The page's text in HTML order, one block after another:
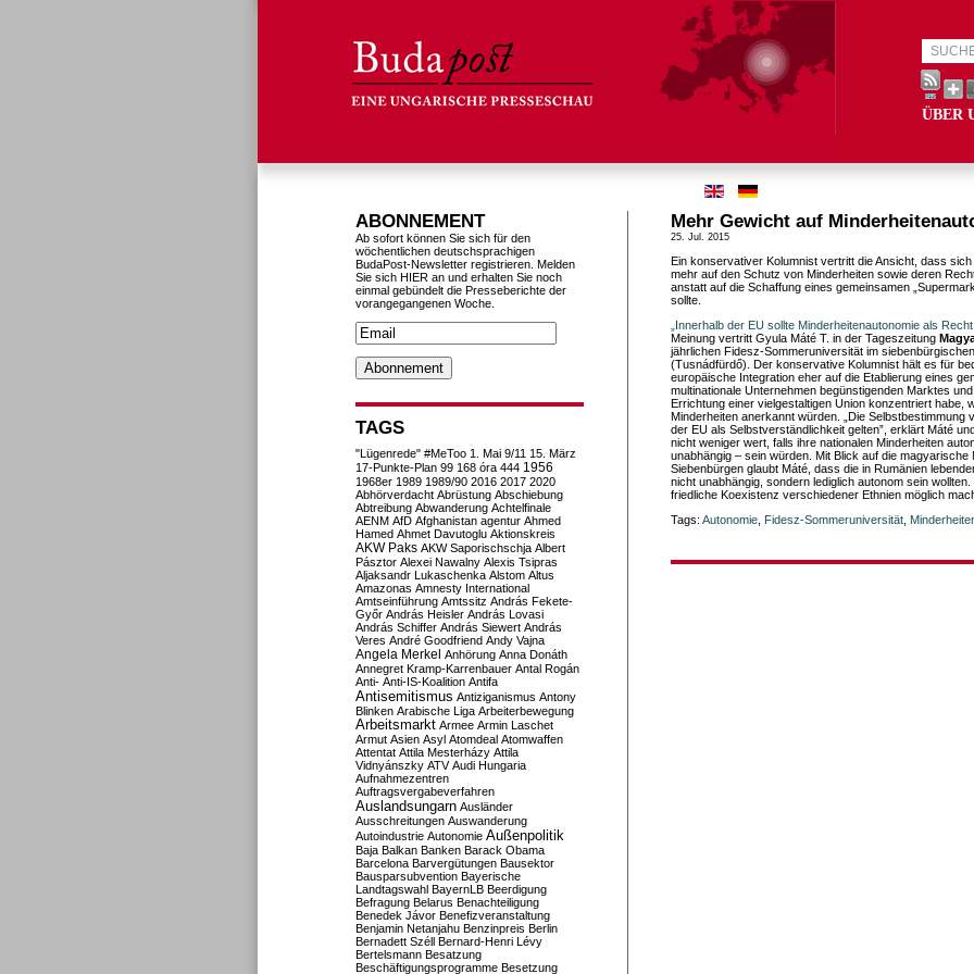
ÜBER
Mehr Gewicht auf
25. Jul. 2015
Ein konservativer Kolumnist vertritt die Ansicht, dass
mehr auf den Schutz von Minderheiten sowie deren
anstatt auf die Schaffung eines gemeinsamen
sollte.
„Innerhalb der EU sollte Minderheitenautonomie als
Meinung vertritt Gyula Máté T. in der Tageszeitung
jährlichen Fidesz-Sommeruniversität im
(Tusnádfürdő). Der konservative Kolumnist hält es für
europäische Integration eher auf die Etablierung eines
multinationale Unternehmen begünstigenden Marktes
Errichtung einer vielgestaltigen Union konzentriert habe,
Minderheiten anerkannt würden. „Die Selbstbestimmung
der EU als Selbstverständlichkeit gelten”, erklärt Máté
nicht weniger wert, falls ihre nationalen Minderheiten
unabhängig – sein würden. Mit Blick auf die magyarische
Siebenbürgen glaubt Máté, dass die in Rumänien
nicht unabhängig, sondern lediglich autonom sein
friedliche Koexistenz verschiedener Ethnien möglich
Tags: Autonomie Fidesz-Sommeruniversität
ABONNEMENT
Ab sofort können Sie sich für den
wöchentlichen deutschsprachigen
BudaPost-Newsletter registrieren. Melden
Sie sich HIER an und erhalten Sie noch
einmal gebündelt die Presseberichte der
vorangegangenen Woche.
TAGS
"Lügenrede" #MeToo 1. Mai 9/11 15. März
17-Punkte-Plan 99 168 óra 444 1956
1968er 1989 1989/90 2016 2017 2020
Abhörverdacht Abrüstung Abschiebung
Abtreibung Abwanderung Achtelfinale
AENM AfD Afghanistan agentur Ahmed
Hamed Ahmet Davutoglu Aktionskreis
AKW Paks AKW Saporischschja Albert
Pásztor Alexei Nawalny Alexis Tsipras
Aljaksandr Lukaschenka Alstom Altus
Amazonas Amnesty International
Amtseinführung Amtssitz András Fekete-
Győr András Heisler András Lovasi
András Schiffer András Siewert András
Veres André Goodfriend Andy Vajna
Angela Merkel Anhörung Anna Donáth
Annegret Kramp-Karrenbauer Antal Rogán
Anti- Anti-IS-Koalition Antifa
Antisemitismus Antiziganismus Antony
Blinken Arabische Liga Arbeiterbewegung
Arbeitsmarkt Armee Armin Laschet
Armut Asien Asyl Atomdeal Atomwaffen
Attentat Attila Mesterházy Attila
Vidnyánszky ATV Audi Hungaria
Aufnahmezentren
Auftragsvergabeverfahren
Auslandsungarn Ausländer
Ausschreitungen Auswanderung
Autoindustrie Autonomie Außenpolitik
Baja Balkan Banken Barack Obama
Barcelona Barvergütungen Bausektor
Bausparsubvention Bayerische
Landtagswahl BayernLB Beerdigung
Befragung Belarus Benachteiligung
Benedek Jávor Benefizveranstaltung
Benjamin Netanjahu Benzinpreis Berlin
Bernadett Széll Bernard-Henri Lévy
Bertelsmann Besatzung
Beschäftigungsprogramme Besetzung